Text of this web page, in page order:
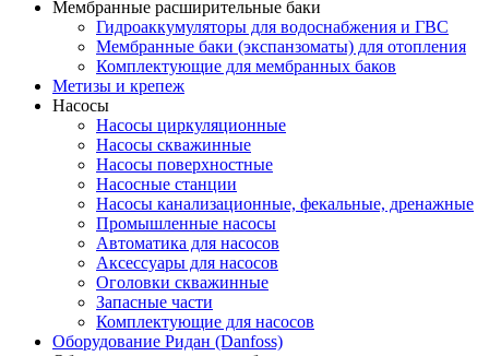
Мембранные расширительные баки
Гидроаккумуляторы для водоснабжения и ГВС
Мембранные баки (экспанзоматы) для отопления
Комплектующие для мембранных баков
Метизы и крепеж
Насосы
Насосы циркуляционные
Насосы скважинные
Насосы поверхностные
Насосные станции
Насосы канализационные, фекальные, дренажные
Промышленные насосы
Автоматика для насосов
Аксессуары для насосов
Оголовки скважинные
Запасные части
Комплектующие для насосов
Оборудование Ридан (Danfoss)